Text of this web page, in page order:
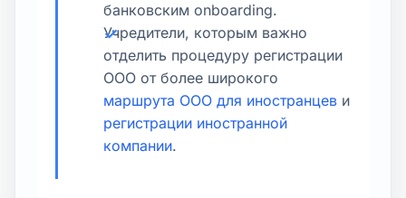
банковским onboarding.
Учредители, которым важно
отделить процедуру регистрации
ООО от более широкого
маршрута ООО для иностранцев и
регистрации иностранной
компании.